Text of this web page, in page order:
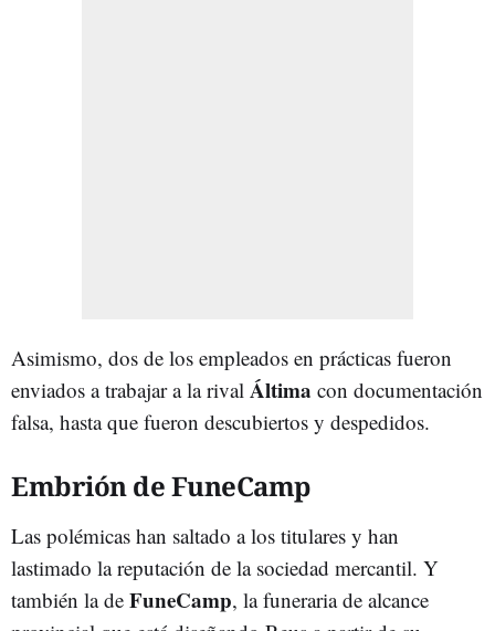
Asimismo, dos de los empleados en prácticas fueron
enviados a trabajar a la rival Áltima con documentación
falsa, hasta que fueron descubiertos y despedidos.
Embrión de FuneCamp
Las polémicas han saltado a los titulares y han
lastimado la reputación de la sociedad mercantil. Y
también la de FuneCamp, la funeraria de alcance